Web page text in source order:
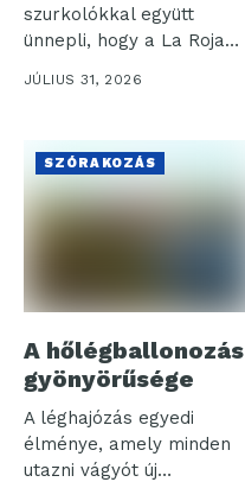
szurkolókkal együtt
ünnepli, hogy a La Roja
(spanyol...
JÚLIUS 31, 2026
SZÓRAKOZÁS
A hőlégballonozás
gyönyörűsége
A léghajózás egyedi
élménye, amely minden
utazni vágyót új